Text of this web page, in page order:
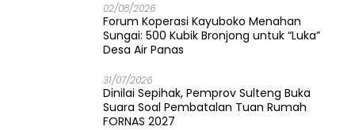
02/08/2026
Forum Koperasi Kayuboko Menahan
Sungai: 500 Kubik Bronjong untuk “Luka”
Desa Air Panas
31/07/2026
Dinilai Sepihak, Pemprov Sulteng Buka
Suara Soal Pembatalan Tuan Rumah
FORNAS 2027